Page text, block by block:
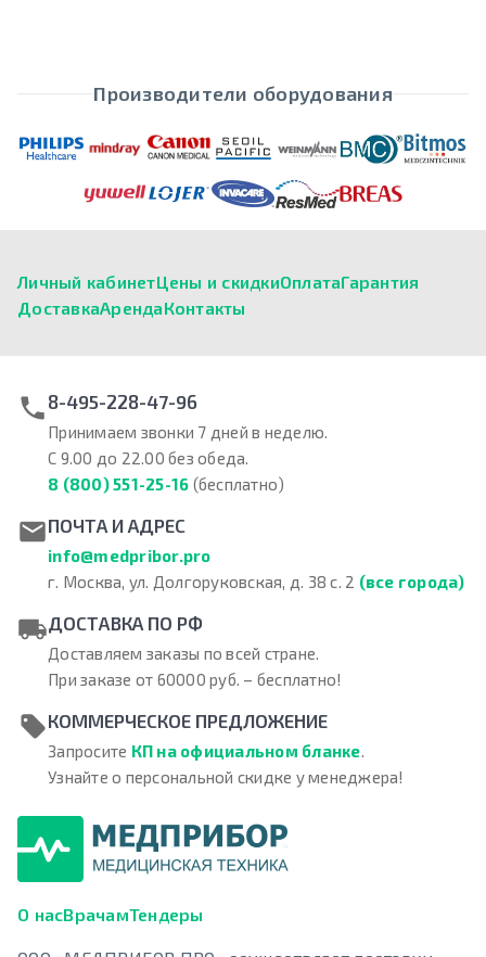
Производители оборудования
Личный кабинетЦены и скидкиОплатаГарантия
ДоставкаАрендаКонтакты
8-495-228-47-96
Принимаем звонки 7 дней в неделю.
С 9.00 до 22.00 без обеда.
8 (800) 551-25-16 (бесплатно)
ПОЧТА И АДРЕС
info@medpribor.pro
г. Москва, ул. Долгоруковская, д. 38 с. 2 (все города)
ДОСТАВКА ПО РФ
Доставляем заказы по всей стране.
При заказе от 60000 руб. – бесплатно!
КОММЕРЧЕСКОЕ ПРЕДЛОЖЕНИЕ
Запросите КП на официальном бланке.
Узнайте о персональной скидке у менеджера!
О насВрачамТендеры